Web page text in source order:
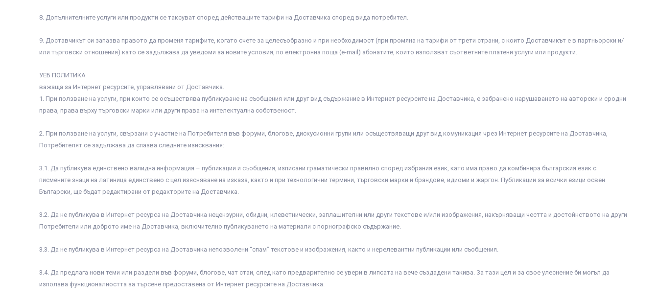
8. Допълнителните услуги или продукти се таксуват според действащите тарифи на Доставчика според вида потребител.
9. Доставчикът си запазва правото да променя тарифите, когато счете за целесъобразно и при необходимост (при промяна на тарифи от трети страни, с които Доставчикът е в партньорски и/
или търговски отношения) като се задължава да уведоми за новите условия, по електронна поща (e-mail) абонатите, които използват съответните платени услуги или продукти.
УЕБ ПОЛИТИКА
важаща за Интернет ресурсите, управлявани от Доставчика.
1. При ползване на услуги, при които се осъществява публикуване на съобщения или друг вид съдържание в Интернет ресурсите на Доставчика, е забранено нарушаването на авторски и сродни
права, права върху търговски марки или други права на интелектуална собственост.
2. При ползване на услуги, свързани с участие на Потребителя във форуми, блогове, дискусионни групи или осъществяващи друг вид комуникация чрез Интернет ресурсите на Доставчика,
Потребителят се задължава да спазва следните изисквания:
3.1. Да публикува единствено валидна информация – публикации и съобщения, изписани граматически правилно според избрания език, като има право да комбинира българския език с
писмените знаци на латиница единствено с цел изясняване на изказа, както и при технологични термини, търговски марки и брандове, идиоми и жаргон. Публикации за всички езици освен
Български, ще бъдат редактирани от редакторите на Доставчика.
3.2. Да не публикува в Интернет ресурса на Доставчика нецензурни, обидни, клеветнически, заплашителни или други текстове и/или изображения, накърняващи честта и достойнството на други
Потребители или доброто име на Доставчика, включително публикуването на материали с порнографско съдържание.
3.3. Да не публикува в Интернет ресурса на Доставчика непозволени “спам” текстове и изображения, както и нерелевантни публикации или съобщения.
3.4. Да предлага нови теми или раздели във форуми, блогове, чат стаи, след като предварително се увери в липсата на вече създадени такива. За тази цел и за свое улеснение би могъл да
използва функционалността за търсене предоставена от Интернет ресурсите на Доставчика.